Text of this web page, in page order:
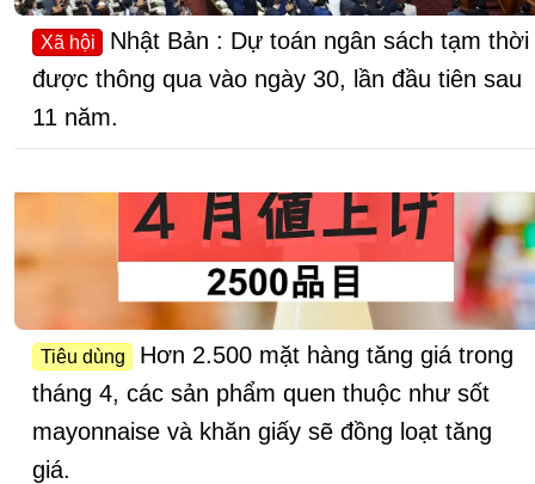
Xã hội
Nhật Bản : Dự toán ngân sách tạm thời
được thông qua vào ngày 30, lần đầu tiên sau
11 năm.
Tiêu dùng
Hơn 2.500 mặt hàng tăng giá trong
tháng 4, các sản phẩm quen thuộc như sốt
mayonnaise và khăn giấy sẽ đồng loạt tăng
giá.